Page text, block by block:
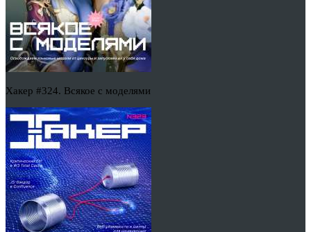
Хакер #324. Всякое с моделями